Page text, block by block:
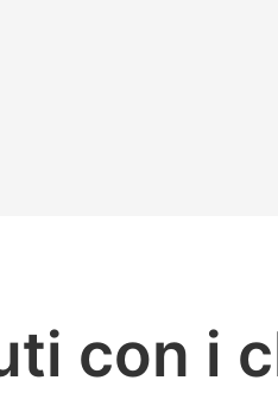
con i